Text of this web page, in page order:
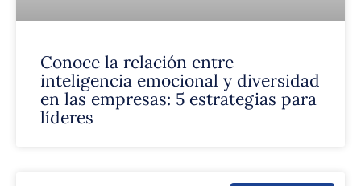
Conoce la relación entre
inteligencia emocional y diversidad
en las empresas: 5 estrategias para
líderes